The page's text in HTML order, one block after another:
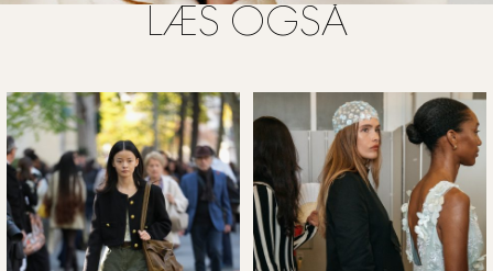
LÆS OGSÅ